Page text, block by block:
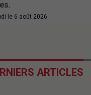
le 6 août 2026
ARTICLES